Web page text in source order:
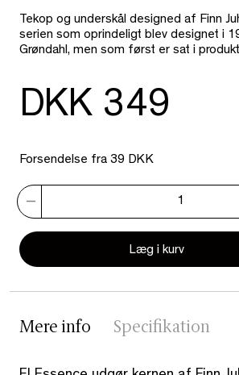
Tekop og underskål designed af Finn
serien som oprindeligt blev designet i
Grøndahl, men som først er sat i
DKK 349
Forsendelse fra 39 DKK
Læg i kurv
Mere info Specifikation